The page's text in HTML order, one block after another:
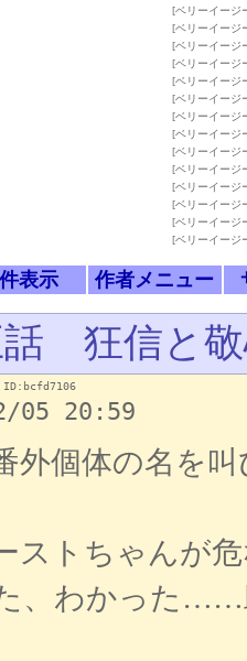
[ベリーイージ
[ベリーイージ
[ベリーイージ
[ベリーイージ
[ベリーイージ
[ベリーイージ
[ベリーイージ
[ベリーイージ
[ベリーイージ
[ベリーイージ
[ベリーイージ
[ベリーイージ
[ベリーイージ
[ベリーイージ
表示 作者メニュー
話 狂信と敬
ID:bcfd7106
05 20:59
外個体の名を
ストちゃんが
た、わかった